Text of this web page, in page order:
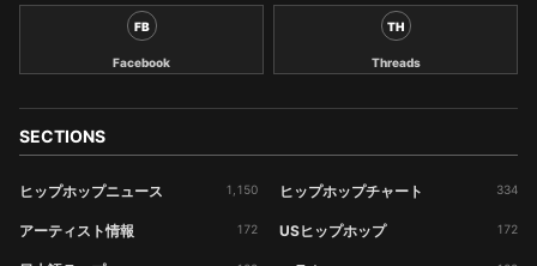
FB
Facebook
TH
Threads
SECTIONS
ヒップホップニュース 1,150 ヒップホップチャート 334
アーティスト情報 172 USヒップホップ 172